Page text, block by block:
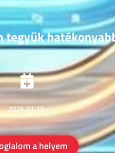
2026.07.15.
a helyem